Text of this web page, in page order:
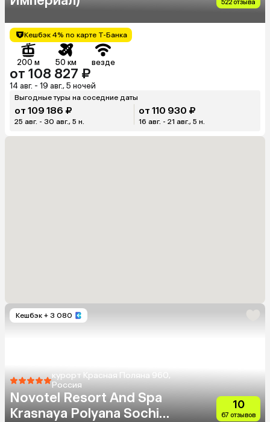
522 отзыва
Кешбэк 4% по карте Т-Банка
200 м 50 км везде
от 108 827 ₽
14 авг. - 19 авг., 5 ночей
Выгодные туры на соседние даты
от 109 186 ₽
25 авг. - 30 авг., 5 н.
от 110 930 ₽
16 авг. - 21 авг., 5 н.
Кешбэк + 3 080
курорт Красная Поляна 960,
Россия
Novotel Resort And Spa
Krasnaya Polyana Sochi
10
67 отзывов